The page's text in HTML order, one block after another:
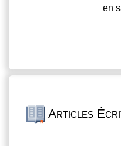
en
Articles